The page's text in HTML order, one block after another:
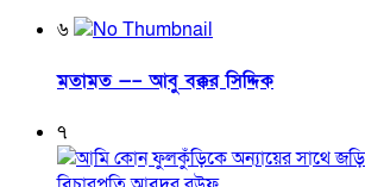
৬
মতামত —– আবু বক্কর সিদ্দিক
৭